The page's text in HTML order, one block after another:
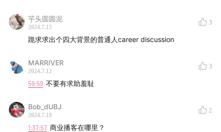
芋头圆圆泥
2024.7.15
3
跪求求出个四大背景的普通人career discussion
MARRIVER
2024.7.12
3
59:59 不要有求助羞耻
Bob_dUBJ
2024.7.18
2
1:37:57 商业播客在哪里？